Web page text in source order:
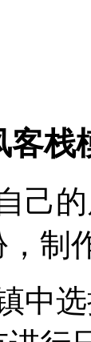
客栈
己
制
中